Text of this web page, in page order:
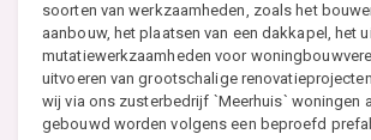
soorten van werkzaamheden, zoals het
aanbouw, het plaatsen van een dakkapel, het
mutatiewerkzaamheden voor
uitvoeren van grootschalige
wij via ons zusterbedrijf `Meerhuis` woningen
gebouwd worden volgens een beproefd